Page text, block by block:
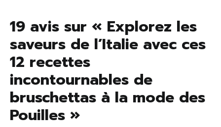
19 avis sur « Explorez les
saveurs de l’Italie avec ces
12 recettes
incontournables de
bruschettas à la mode des
Pouilles »